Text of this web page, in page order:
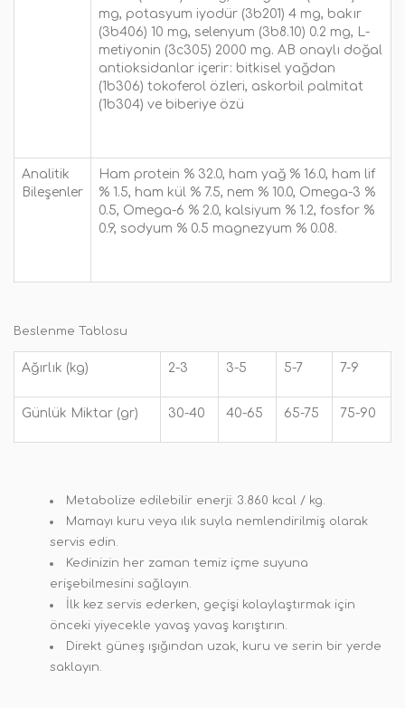
mg, potasyum iyodür (3b201) 4 mg, bakır
(3b406) 10 mg, selenyum (3b8.10) 0.2 mg, L-
metiyonin (3c305) 2000 mg. AB onaylı doğal
antioksidanlar içerir: bitkisel yağdan
(1b306) tokoferol özleri, askorbil palmitat
(1b304) ve biberiye özü
Analitik
Bileşenler
Ham protein % 32.0, ham yağ % 16.0, ham lif
% 1.5, ham kül % 7.5, nem % 10.0, Omega-3 %
0.5, Omega-6 % 2.0, kalsiyum % 1.2, fosfor %
0.9, sodyum % 0.5 magnezyum % 0.08.
Beslenme Tablosu
Ağırlık (kg) 2-3 3-5 5-7 7-9
Günlük Miktar (gr) 30-40 40-65 65-75 75-90
Metabolize edilebilir enerji: 3.860 kcal / kg.
Mamayı kuru veya ılık suyla nemlendirilmiş olarak
servis edin.
Kedinizin her zaman temiz içme suyuna
erişebilmesini sağlayın.
İlk kez servis ederken, geçişi kolaylaştırmak için
önceki yiyecekle yavaş yavaş karıştırın.
Direkt güneş ışığından uzak, kuru ve serin bir yerde
saklayın.